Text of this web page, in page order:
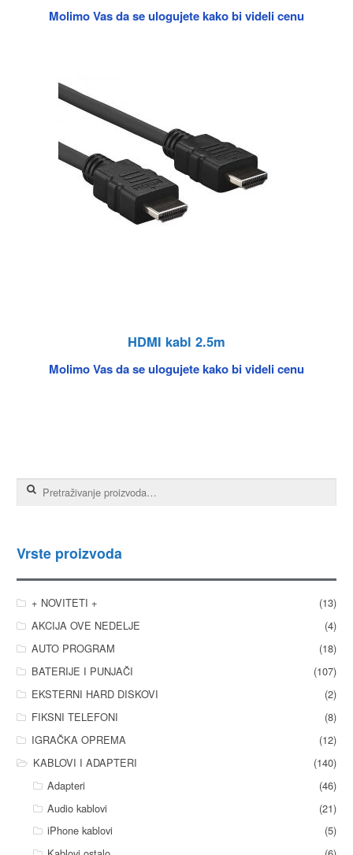
Molimo Vas da se ulogujete kako bi videli cenu
HDMI kabl 2.5m
Molimo Vas da se ulogujete kako bi videli cenu
Pretraga za:
Vrste proizvoda
+ NOVITETI +
(13)
AKCIJA OVE NEDELJE
(4)
AUTO PROGRAM
(18)
BATERIJE I PUNJAČI
(107)
EKSTERNI HARD DISKOVI
(2)
FIKSNI TELEFONI
(8)
IGRAČKA OPREMA
(12)
KABLOVI I ADAPTERI
(140)
Adapteri
(46)
Audio kablovi
(21)
iPhone kablovi
(5)